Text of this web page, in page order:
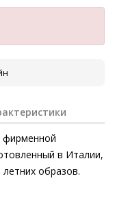
фирменной
в Италии,
образов.